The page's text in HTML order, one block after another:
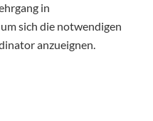
in
sich die notwendigen
anzueignen.